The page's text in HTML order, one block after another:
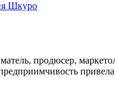
Шкуро
продюсер,
привела